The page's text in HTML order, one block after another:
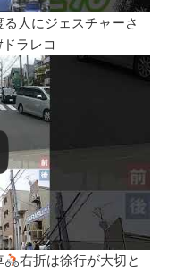
る人にジェスチャーさ
ラレコ
右折は徐行が大切と